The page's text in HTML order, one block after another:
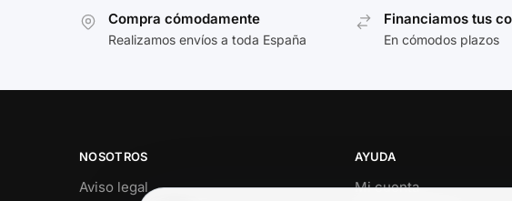
Compra cómodamente
Realizamos envíos a toda España
Financiamos tus
En cómodos plazos
NOSOTROS
Aviso legal
AYUDA
Mi cuenta